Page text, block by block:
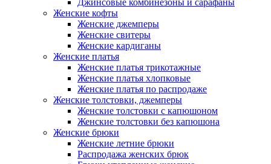
Джинсовые комбинезоны и сарафаны
Женские кофты
Женские джемперы
Женские свитеры
Женские кардиганы
Женские платья
Женские платья трикотажные
Женские платья хлопковые
Женские платья по распродаже
Женские толстовки, джемперы
Женские толстовки с капюшоном
Женские толстовки без капюшона
Женские брюки
Женские летние брюки
Распродажа женских брюк